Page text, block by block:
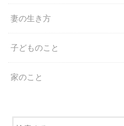
妻の生き方
子どものこと
家のこと